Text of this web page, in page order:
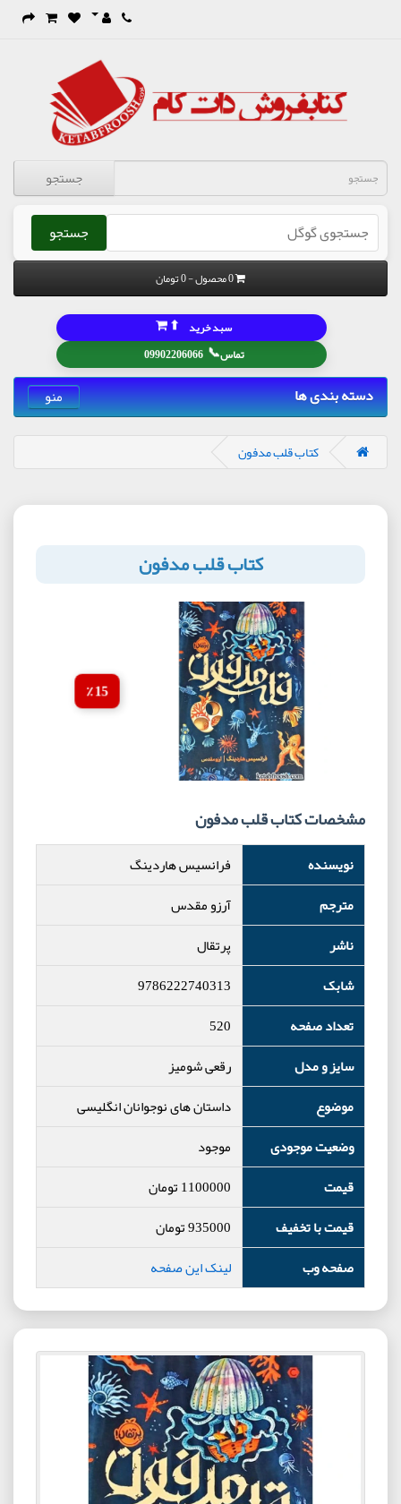
جستجو
جستجو
0 محصول - 0 تومان
تماس📞
09902206066
سبد خرید ⬆
دسته بندی ها منو
کتاب قلب مدفون
کتاب قلب مدفون
15 ٪
مشخصات کتاب قلب مدفون
نویسنده
فرانسیس هاردینگ
مترجم
آرزو مقدس
ناشر
پرتقال
شابک
9786222740313
تعداد صفحه
520
سایز و مدل
رقعی شومیز
موضوع
داستان های نوجوانان انگلیسی
وضعیت موجودی
موجود
قیمت
1100000تومان
قیمت با تخفیف
935000تومان
صفحه وب
لینک این صفحه